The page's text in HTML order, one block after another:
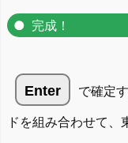
完成！
Enter
で確定
ドを組み合わせて、